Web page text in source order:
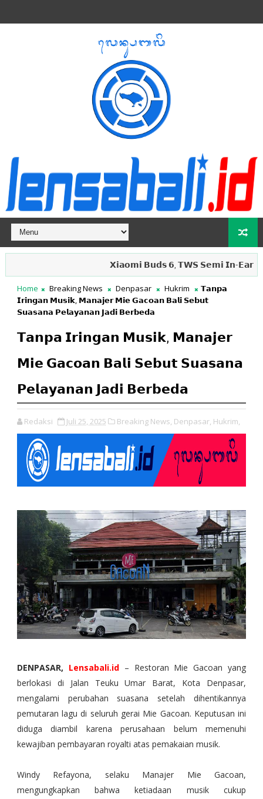
𝗫𝗶𝗮𝗼𝗺𝗶 𝗕𝘂𝗱𝘀 𝟲, 𝗧𝗪𝗦 𝗦𝗲𝗺𝗶 𝗜𝗻-𝗘𝗮𝗿 𝘆𝗮𝗻𝗴
Home Breaking News Denpasar Hukrim
𝗧𝗮𝗻𝗽𝗮
𝗜𝗿𝗶𝗻𝗴𝗮𝗻 𝗠𝘂𝘀𝗶𝗸, 𝗠𝗮𝗻𝗮𝗷𝗲𝗿 𝗠𝗶𝗲 𝗚𝗮𝗰𝗼𝗮𝗻 𝗕𝗮𝗹𝗶 𝗦𝗲𝗯𝘂𝘁
𝗦𝘂𝗮𝘀𝗮𝗻𝗮 𝗣𝗲𝗹𝗮𝘆𝗮𝗻𝗮𝗻 𝗝𝗮𝗱𝗶 𝗕𝗲𝗿𝗯𝗲𝗱𝗮
𝗧𝗮𝗻𝗽𝗮 𝗜𝗿𝗶𝗻𝗴𝗮𝗻 𝗠𝘂𝘀𝗶𝗸, 𝗠𝗮𝗻𝗮𝗷𝗲𝗿
𝗠𝗶𝗲 𝗚𝗮𝗰𝗼𝗮𝗻 𝗕𝗮𝗹𝗶 𝗦𝗲𝗯𝘂𝘁 𝗦𝘂𝗮𝘀𝗮𝗻𝗮
𝗣𝗲𝗹𝗮𝘆𝗮𝗻𝗮𝗻 𝗝𝗮𝗱𝗶 𝗕𝗲𝗿𝗯𝗲𝗱𝗮
Redaksi Juli 25, 2025 Breaking News, Denpasar, Hukrim,
DENPASAR, Lensabali.id– Restoran Mie Gacoan yang
berlokasi di Jalan Teuku Umar Barat, Kota Denpasar,
mengalami perubahan suasana setelah dihentikannya
pemutaran lagu di seluruh gerai Mie Gacoan. Keputusan ini
diduga diambil karena perusahaan belum memenuhi
kewajiban pembayaran royalti atas pemakaian musik.
Windy Refayona, selaku Manajer Mie Gacoan,
mengungkapkan bahwa ketiadaan musik cukup